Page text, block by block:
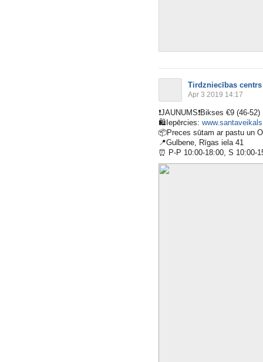
Tirdzniecības centrs
Apr 3 2019 14:17
❗️JAUNUMS❗️Bikses €9 (46-52)
🛍 Iepērcies:
📦Preces sūtam ar pastu un
📍Gulbene, Rīgas iela 41
⏰ P-P 10:00-18:00, S 10:00-